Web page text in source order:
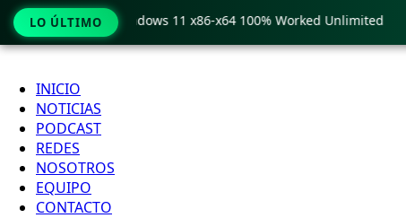
Ir
contenido
INICIO
NOTICIAS
PODCAST
REDES
NOSOTROS
EQUIPO
CONTACTO
LO ÚLTIMO
Crack only Windows 11 x86-x64 100% Worked Unlimited